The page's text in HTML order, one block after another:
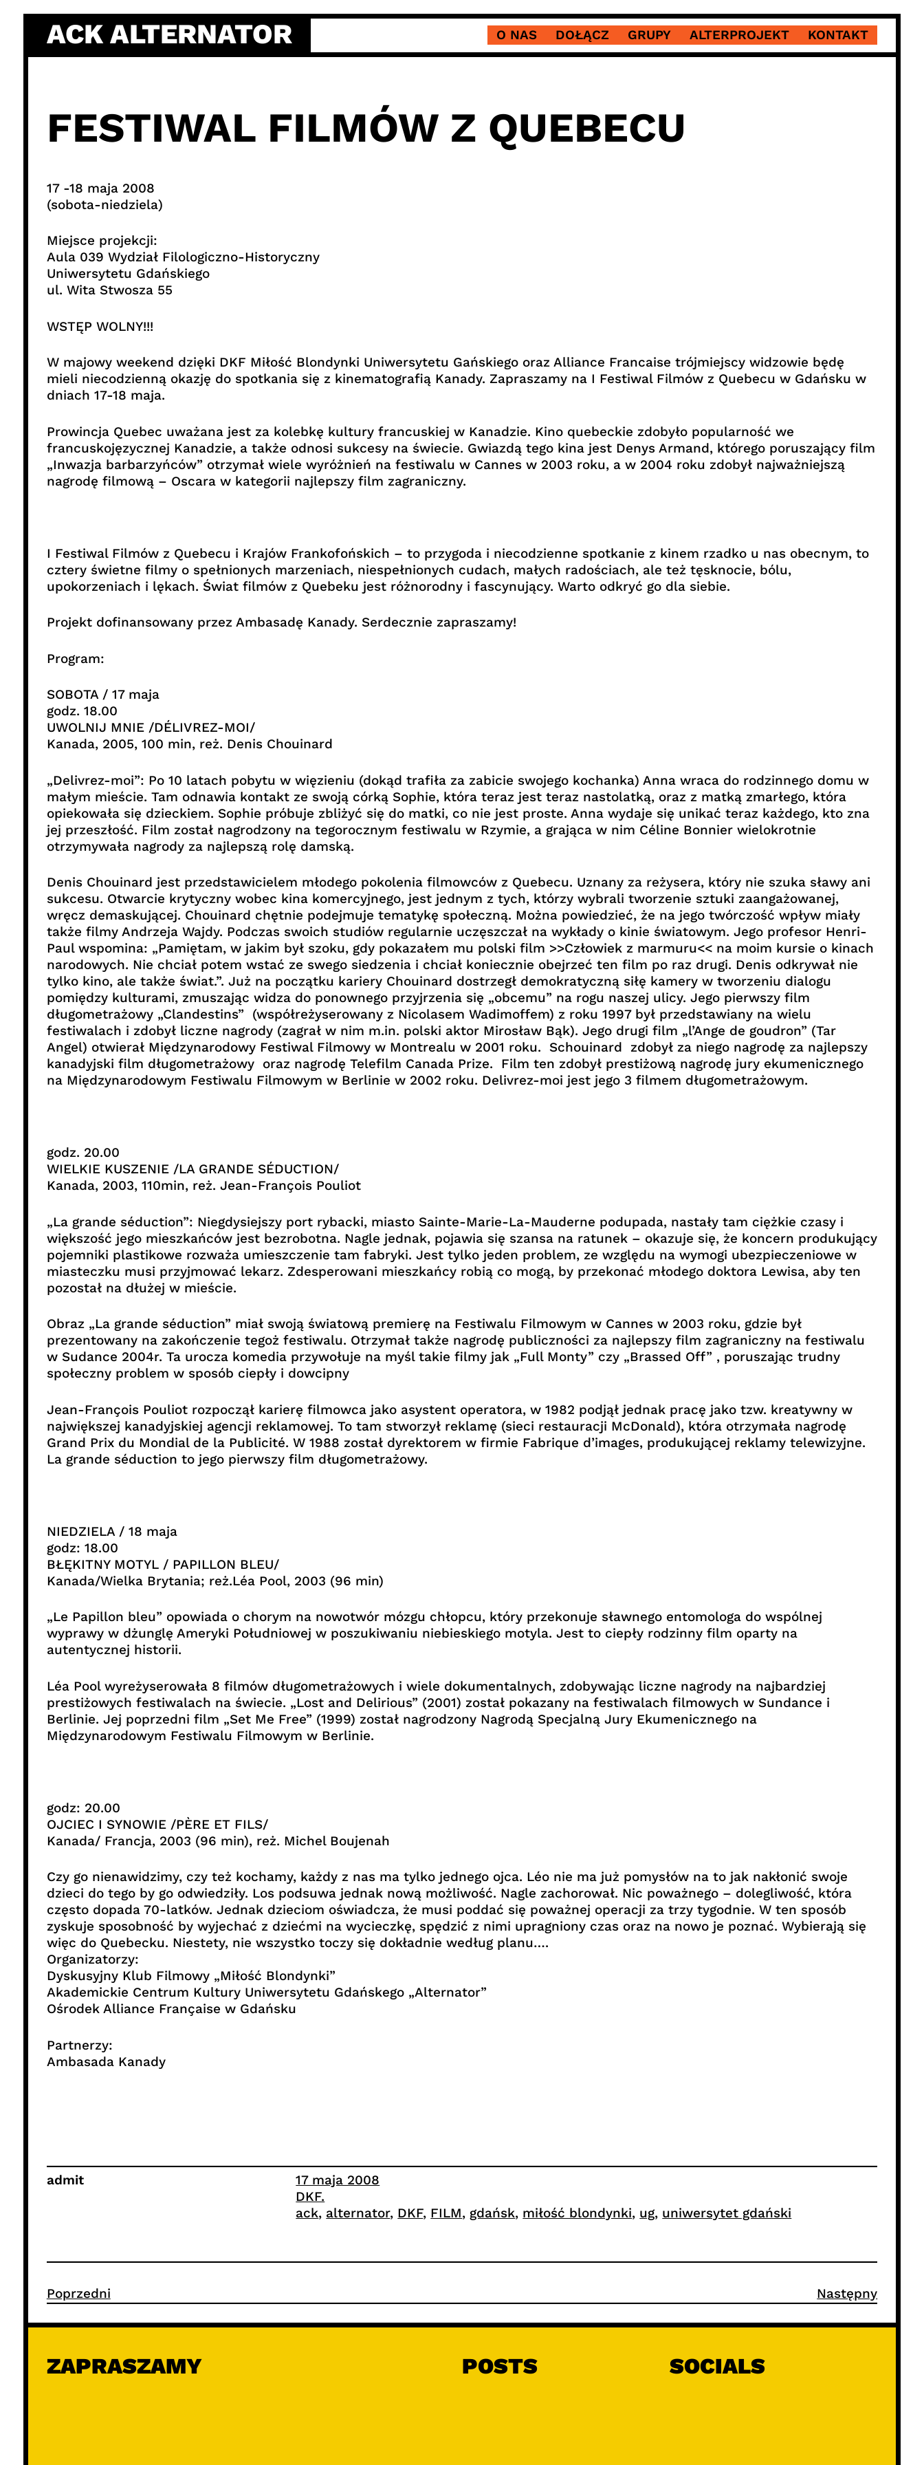
content
ACK ALTERNATOR O NAS DOŁĄCZ GRUPY ALTERPROJEKT KONTAKT
FESTIWAL FILMÓW Z QUEBECU
17 -18 maja 2008
(sobota-niedziela)
Miejsce projekcji:
Aula 039 Wydział Filologiczno-Historyczny
Uniwersytetu Gdańskiego
ul. Wita Stwosza 55
WSTĘP WOLNY!!!
W majowy weekend dzięki DKF Miłość Blondynki Uniwersytetu Gańskiego oraz Alliance Francaise trójmiejscy widzowie będę
mieli niecodzienną okazję do spotkania się z kinematografią Kanady. Zapraszamy na I Festiwal Filmów z Quebecu w Gdańsku w
dniach 17-18 maja.
Prowincja Quebec uważana jest za kolebkę kultury francuskiej w Kanadzie. Kino quebeckie zdobyło popularność we
francuskojęzycznej Kanadzie, a także odnosi sukcesy na świecie. Gwiazdą tego kina jest Denys Armand, którego poruszający film
„Inwazja barbarzyńców” otrzymał wiele wyróżnień na festiwalu w Cannes w 2003 roku, a w 2004 roku zdobył najważniejszą
nagrodę filmową – Oscara w kategorii najlepszy film zagraniczny.
I Festiwal Filmów z Quebecu i Krajów Frankofońskich – to przygoda i niecodzienne spotkanie z kinem rzadko u nas obecnym, to
cztery świetne filmy o spełnionych marzeniach, niespełnionych cudach, małych radościach, ale też tęsknocie, bólu,
upokorzeniach i lękach. Świat filmów z Quebeku jest różnorodny i fascynujący. Warto odkryć go dla siebie.
Projekt dofinansowany przez Ambasadę Kanady. Serdecznie zapraszamy!
Program:
SOBOTA / 17 maja
godz. 18.00
UWOLNIJ MNIE /DÉLIVREZ-MOI/
Kanada, 2005, 100 min, reż. Denis Chouinard
„Delivrez-moi”: Po 10 latach pobytu w więzieniu (dokąd trafiła za zabicie swojego kochanka) Anna wraca do rodzinnego domu w
małym mieście. Tam odnawia kontakt ze swoją córką Sophie, która teraz jest teraz nastolatką, oraz z matką zmarłego, która
opiekowała się dzieckiem. Sophie próbuje zbliżyć się do matki, co nie jest proste. Anna wydaje się unikać teraz każdego, kto zna
jej przeszłość. Film został nagrodzony na tegorocznym festiwalu w Rzymie, a grająca w nim Céline Bonnier wielokrotnie
otrzymywała nagrody za najlepszą rolę damską.
Denis Chouinard jest przedstawicielem młodego pokolenia filmowców z Quebecu. Uznany za reżysera, który nie szuka sławy ani
sukcesu. Otwarcie krytyczny wobec kina komercyjnego, jest jednym z tych, którzy wybrali tworzenie sztuki zaangażowanej,
wręcz demaskującej. Chouinard chętnie podejmuje tematykę społeczną. Można powiedzieć, że na jego twórczość wpływ miały
także filmy Andrzeja Wajdy. Podczas swoich studiów regularnie uczęszczał na wykłady o kinie światowym. Jego profesor Henri-
Paul wspomina: „Pamiętam, w jakim był szoku, gdy pokazałem mu polski film >>Człowiek z marmuru<< na moim kursie o kinach
narodowych. Nie chciał potem wstać ze swego siedzenia i chciał koniecznie obejrzeć ten film po raz drugi. Denis odkrywał nie
tylko kino, ale także świat.”. Już na początku kariery Chouinard dostrzegł demokratyczną siłę kamery w tworzeniu dialogu
pomiędzy kulturami, zmuszając widza do ponownego przyjrzenia się „obcemu” na rogu naszej ulicy. Jego pierwszy film
długometrażowy „Clandestins” (współreżyserowany z Nicolasem Wadimoffem) z roku 1997 był przedstawiany na wielu
festiwalach i zdobył liczne nagrody (zagrał w nim m.in. polski aktor Mirosław Bąk). Jego drugi film „l’Ange de goudron” (Tar
Angel) otwierał Międzynarodowy Festiwal Filmowy w Montrealu w 2001 roku. Schouinard zdobył za niego nagrodę za najlepszy
kanadyjski film długometrażowy oraz nagrodę Telefilm Canada Prize. Film ten zdobył prestiżową nagrodę jury ekumenicznego
na Międzynarodowym Festiwalu Filmowym w Berlinie w 2002 roku. Delivrez-moi jest jego 3 filmem długometrażowym.
godz. 20.00
WIELKIE KUSZENIE /LA GRANDE SÉDUCTION/
Kanada, 2003, 110min, reż. Jean-François Pouliot
„La grande séduction”: Niegdysiejszy port rybacki, miasto Sainte-Marie-La-Mauderne podupada, nastały tam ciężkie czasy i
większość jego mieszkańców jest bezrobotna. Nagle jednak, pojawia się szansa na ratunek – okazuje się, że koncern produkujący
pojemniki plastikowe rozważa umieszczenie tam fabryki. Jest tylko jeden problem, ze względu na wymogi ubezpieczeniowe w
miasteczku musi przyjmować lekarz. Zdesperowani mieszkańcy robią co mogą, by przekonać młodego doktora Lewisa, aby ten
pozostał na dłużej w mieście.
Obraz „La grande séduction” miał swoją światową premierę na Festiwalu Filmowym w Cannes w 2003 roku, gdzie był
prezentowany na zakończenie tegoż festiwalu. Otrzymał także nagrodę publiczności za najlepszy film zagraniczny na festiwalu
w Sudance 2004r. Ta urocza komedia przywołuje na myśl takie filmy jak „Full Monty” czy „Brassed Off” , poruszając trudny
społeczny problem w sposób ciepły i dowcipny
Jean-François Pouliot rozpoczął karierę filmowca jako asystent operatora, w 1982 podjął jednak pracę jako tzw. kreatywny w
największej kanadyjskiej agencji reklamowej. To tam stworzył reklamę (sieci restauracji McDonald), która otrzymała nagrodę
Grand Prix du Mondial de la Publicité. W 1988 został dyrektorem w firmie Fabrique d’images, produkującej reklamy telewizyjne.
La grande séduction to jego pierwszy film długometrażowy.
NIEDZIELA / 18 maja
godz: 18.00
BŁĘKITNY MOTYL / PAPILLON BLEU/
Kanada/Wielka Brytania; reż.Léa Pool, 2003 (96 min)
„Le Papillon bleu” opowiada o chorym na nowotwór mózgu chłopcu, który przekonuje sławnego entomologa do wspólnej
wyprawy w dżunglę Ameryki Południowej w poszukiwaniu niebieskiego motyla. Jest to ciepły rodzinny film oparty na
autentycznej historii.
Léa Pool wyreżyserowała 8 filmów długometrażowych i wiele dokumentalnych, zdobywając liczne nagrody na najbardziej
prestiżowych festiwalach na świecie. „Lost and Delirious” (2001) został pokazany na festiwalach filmowych w Sundance i
Berlinie. Jej poprzedni film „Set Me Free” (1999) został nagrodzony Nagrodą Specjalną Jury Ekumenicznego na
Międzynarodowym Festiwalu Filmowym w Berlinie.
godz: 20.00
OJCIEC I SYNOWIE /PÈRE ET FILS/
Kanada/ Francja, 2003 (96 min), reż. Michel Boujenah
Czy go nienawidzimy, czy też kochamy, każdy z nas ma tylko jednego ojca. Léo nie ma już pomysłów na to jak nakłonić swoje
dzieci do tego by go odwiedziły. Los podsuwa jednak nową możliwość. Nagle zachorował. Nic poważnego – dolegliwość, która
często dopada 70-latków. Jednak dzieciom oświadcza, że musi poddać się poważnej operacji za trzy tygodnie. W ten sposób
zyskuje sposobność by wyjechać z dziećmi na wycieczkę, spędzić z nimi upragniony czas oraz na nowo je poznać. Wybierają się
więc do Quebecku. Niestety, nie wszystko toczy się dokładnie według planu….
Organizatorzy:
Dyskusyjny Klub Filmowy „Miłość Blondynki”
Akademickie Centrum Kultury Uniwersytetu Gdańskego „Alternator”
Ośrodek Alliance Française w Gdańsku
Partnerzy:
Ambasada Kanady
admit
17 maja 2008
DKF.
ack, alternator, DKF, FILM, gdańsk, miłość blondynki, ug, uniwersytet gdański
Poprzedni Następny
ZAPRASZAMY POSTS SOCIALS